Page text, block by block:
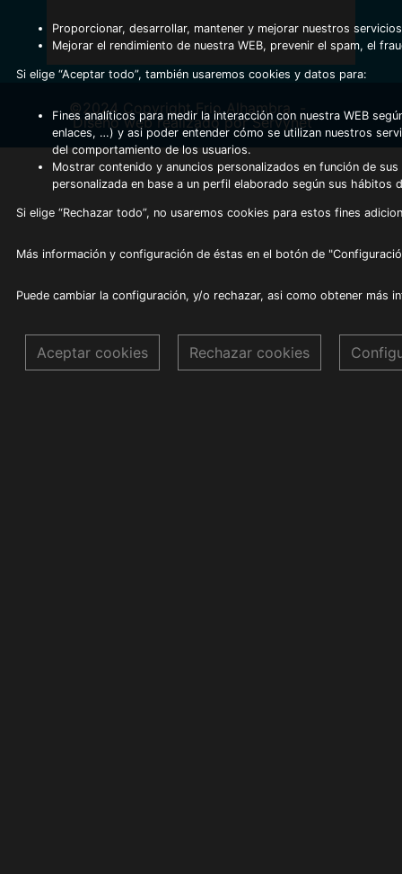
©2024 Copyright Frio Alhambra
Diseño web realizado por Servynet
Proporcionar, desarrollar, mantener y mejorar nuestros
Mejorar el rendimiento de nuestra WEB, prevenir el spam, el
Si elige “Aceptar todo”, también usaremos cookies y datos para:
Fines analíticos para medir la interacción con nuestra WEB
enlaces, …) y asi poder entender cómo se utilizan nuestros
del comportamiento de los usuarios.
Mostrar contenido y anuncios personalizados en función de
personalizada en base a un perfil elaborado según sus hábitos
Si elige “Rechazar todo”, no usaremos cookies para estos fines
Más información y configuración de éstas en el botón de
Puede cambiar la configuración, y/o rechazar, asi como obtener más
Aceptar cookies Rechazar cookies